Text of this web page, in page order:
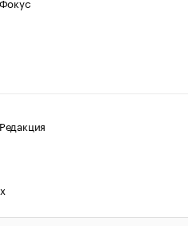
Редакция
авторских прав